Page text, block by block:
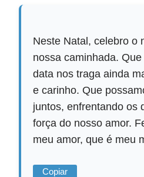
Neste Natal, celebro o
nossa caminhada.
data nos traga ainda
e carinho. Que
juntos, enfrentando os
força do nosso amor.
meu amor, que é meu
Copiar